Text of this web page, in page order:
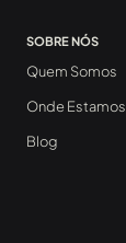
SOBRE NÓS
Quem Somos
Onde Estamos
Blog